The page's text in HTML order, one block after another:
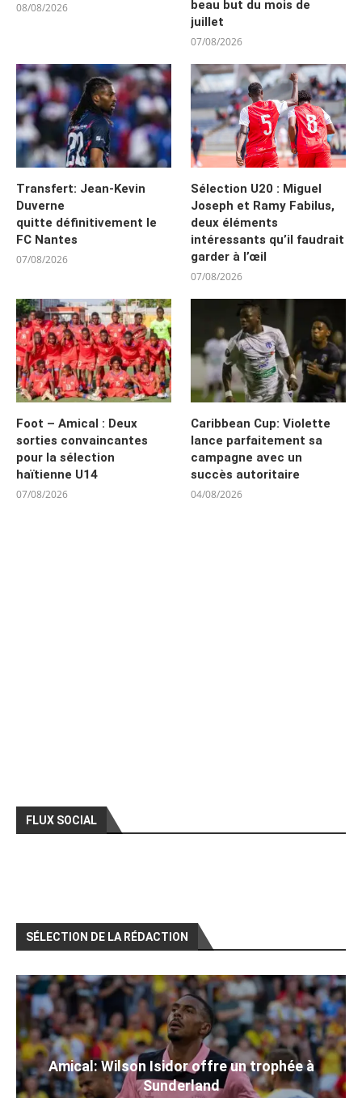
08/08/2026
beau but du mois de
juillet
07/08/2026
Transfert: Jean-Kevin
Duverne
quitte définitivement le
FC Nantes
07/08/2026
Sélection U20 : Miguel
Joseph et Ramy Fabilus,
deux éléments
intéressants qu’il faudrait
garder à l’œil
07/08/2026
Foot – Amical : Deux
sorties convaincantes
pour la sélection
haïtienne U14
07/08/2026
Caribbean Cup: Violette
lance parfaitement sa
campagne avec un
succès autoritaire
04/08/2026
FLUX SOCIAL
SÉLECTION DE LA RÉDACTION
Amical: Wilson Isidor offre un trophée à
Sunderland